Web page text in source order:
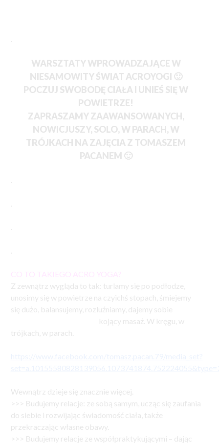
WARSZTATY WPROWADZAJĄCE W
NIESAMOWITY ŚWIAT ACROYOGI 🙂
POCZUJ SWOBODĘ CIAŁA I UNIEŚ SIĘ W
POWIETRZE!
ZAPRASZAMY ZAAWANSOWANYCH,
NOWICJUSZY, SOLO, W PARACH, W
TRÓJKACH NA ZAJĘCIA Z TOMASZEM
PACANEM 🙂
CO TO TAKIEGO ACRO YOGA?
Z zewnątrz wygląda to tak: turlamy się po podłodze,
unosimy się w powietrze na czyichś stopach, śmiejemy
się dużo, balansujemy, rozluźniamy, dajemy sobie
kojący masaż. W kręgu, w
trójkach, w parach.
Wewnątrz dzieje się znacznie więcej.
>>> Budujemy relacje: ze sobą samym, ucząc się zaufania
do siebie i rozwijając świadomość ciała, także
przekraczając własne obawy.
>>> Budujemy relacje ze współpraktykującymi – dając